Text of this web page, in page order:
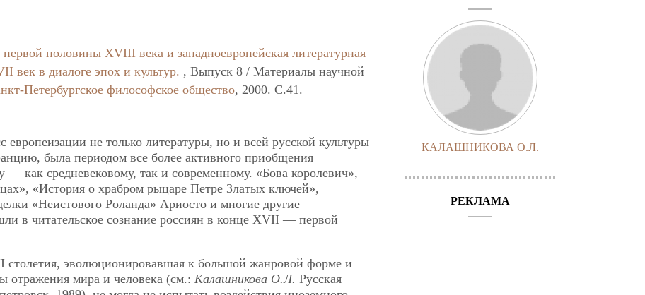
первой половины XVIII века и западноевропейская литературная
век в диалоге эпох и культур. , Выпуск 8 / Материалы научной
Петербургское философское общество, 2000. C.41.
не только литературы, но и всей русской культуры
была периодом все более активного приобщения
— как средневековому, так и современному. «Бова королевич»,
«История о храбром рыцаре Петре Златых ключей»,
«Неистового Роланда» Ариосто и многие другие
в читательское сознание россиян в конце XVII — первой
столетия, эволюционировавшая к большой жанровой форме и
мира и человека (см.: Калашникова О.Л. Русская
КАЛАШНИКОВА О.Л.
РЕКЛАМА